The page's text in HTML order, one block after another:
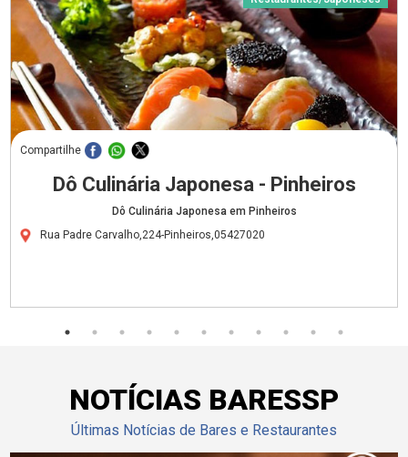
Compartilhe
Dô Culinária Japonesa - Pinheiros
Dô Culinária Japonesa em Pinheiros
Rua Padre Carvalho,224-Pinheiros,05427020
NOTÍCIAS BARESSP
Últimas Notícias de Bares e Restaurantes